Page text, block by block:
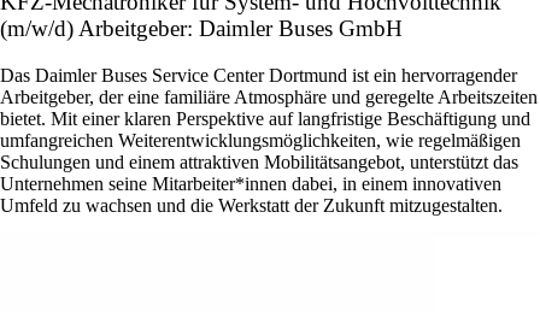
(m/w/d) Arbeitgeber: Daimler Buses GmbH
Das Daimler Buses Service Center Dortmund ist ein hervorragender
Arbeitgeber, der eine familiäre Atmosphäre und geregelte Arbeitszeiten
bietet. Mit einer klaren Perspektive auf langfristige Beschäftigung und
umfangreichen Weiterentwicklungsmöglichkeiten, wie regelmäßigen
Schulungen und einem attraktiven Mobilitätsangebot, unterstützt das
Unternehmen seine Mitarbeiter*innen dabei, in einem innovativen
Umfeld zu wachsen und die Werkstatt der Zukunft mitzugestalten.